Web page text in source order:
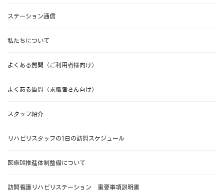
ステーション通信
私たちについて
よくある質問（ご利用者様向け）
よくある質問（求職者さん向け）
スタッフ紹介
リハビリスタッフの1日の訪問スケジュール
医療DX推進体制整備について
訪問看護リハビリステーション 重要事項説明書